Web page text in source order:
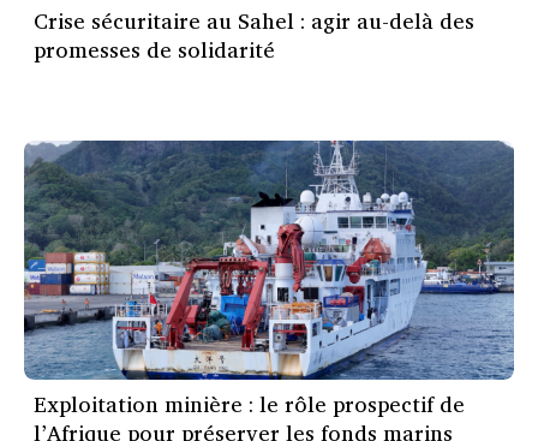
Crise sécuritaire au Sahel : agir au-delà des
promesses de solidarité
Exploitation minière : le rôle prospectif de
l’Afrique pour préserver les fonds marins